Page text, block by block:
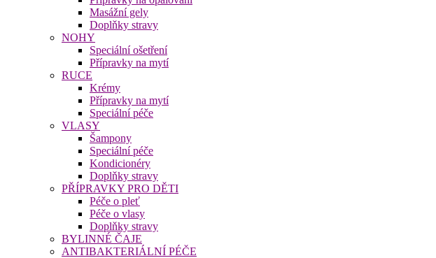
Masážní gely
Doplňky stravy
NOHY
Speciální ošetření
Přípravky na mytí
RUCE
Krémy
Přípravky na mytí
Speciální péče
VLASY
Šampony
Speciální péče
Kondicionéry
Doplňky stravy
PŘÍPRAVKY PRO DĚTI
Péče o pleť
Péče o vlasy
Doplňky stravy
BYLINNÉ ČAJE
ANTIBAKTERIÁLNÍ PÉČE